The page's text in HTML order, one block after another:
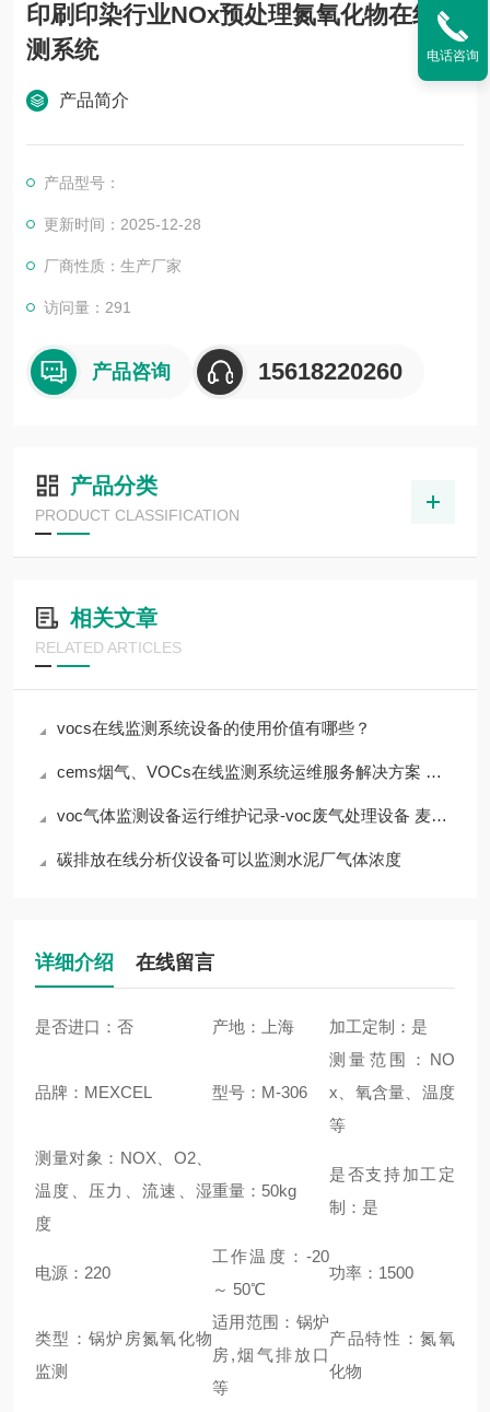
印刷印染行业NOx预处理氮氧化物在线监
测系统
产品简介
产品型号：
更新时间：2025-12-28
厂商性质：生产厂家
访问量：291
产品咨询 15618220260
产品分类
PRODUCT CLASSIFICATION
相关文章
RELATED ARTICLES
vocs在线监测系统设备的使用价值有哪些？
cems烟气、VOCs在线监测系统运维服务解决方案 上海麦越
voc气体监测设备运行维护记录-voc废气处理设备 麦越环境
碳排放在线分析仪设备可以监测水泥厂气体浓度
详细介绍 在线留言
是否进口：否 产地：上海 加工定制：是
品牌：MEXCEL 型号：M-306
测量范围：NO
x、氧含量、温度
等
测量对象：NOX、O2、
温度、压力、流速、湿
度
重量：50kg
是否支持加工定
制：是
电源：220
工作温度：-20
～ 50℃
功率：1500
类型：锅炉房氮氧化物
监测
适用范围：锅炉
房,烟气排放口
等
产品特性：氮氧
化物
电话咨询